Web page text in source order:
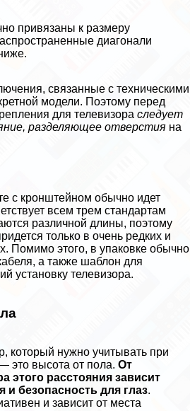
привязаны к размеру
диагонали
связанные с техническими
модели. Поэтому перед
для телевизора следует
разделяющее отверстия на
с кронштейном обычно идет
всем трем стандартам
различной длины, поэтому
только в очень редких и
Помимо этого, в упаковке обычно
а также шаблон для
установку телевизора.
который нужно учитывать при
это высота от пола. От
этого расстояния зависит
и безопасность для глаз.
и зависит от места